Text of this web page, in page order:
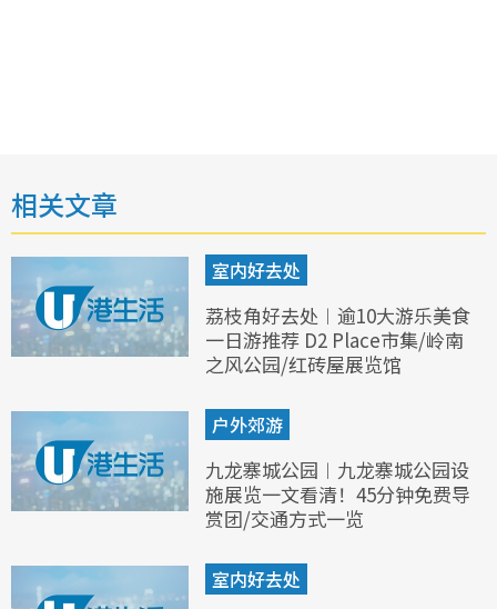
相关文章
室内好去处
荔枝角好去处︱逾10大游乐美食
一日游推荐 D2 Place市集/岭南
之风公园/红砖屋展览馆
户外郊游
九龙寨城公园︱九龙寨城公园设
施展览一文看清！45分钟免费导
赏团/交通方式一览
室内好去处